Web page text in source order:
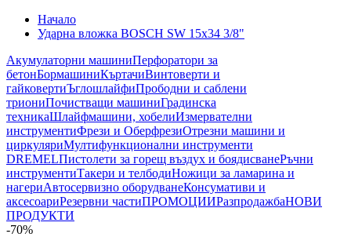
Начало
Ударна вложка BOSCH SW 15x34 3/8"
Акумулаторни машиниПерфоратори за
бетонБормашиниКъртачиВинтоверти и
гайковертиЪглошлайфиПрободни и саблени
триониПочистващи машиниГрадинска
техникаШлайфмашини, хобелиИзмервателни
инструментиФрези и ОберфрезиОтрезни машини и
циркуляриМултифункционални инструменти
DREMELПистолети за горещ въздух и боядисванеРъчни
инструментиТакери и телбодиНожици за ламарина и
нагериАвтосервизно оборудванеКонсумативи и
аксесоариРезервни частиПРОМОЦИИРазпродажбаНОВИ
ПРОДУКТИ
-70%